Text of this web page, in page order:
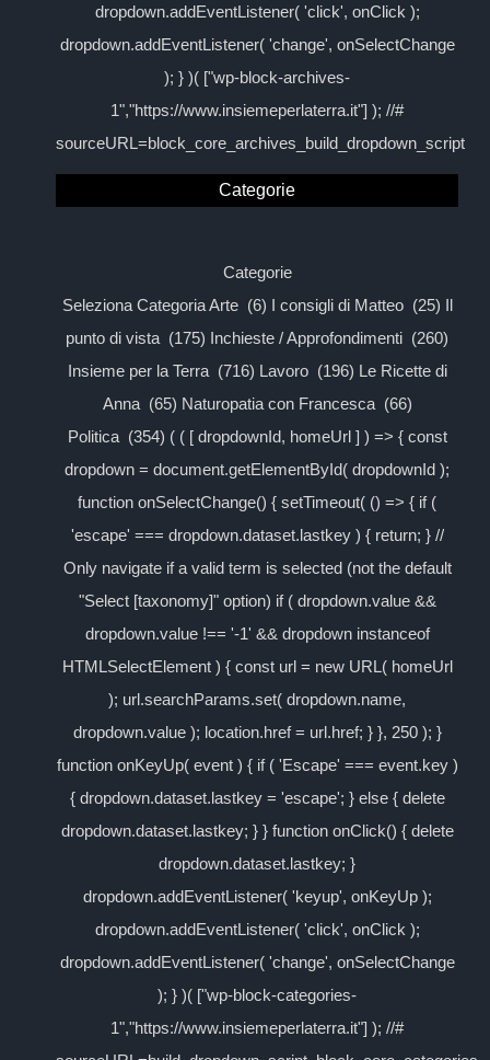
dropdown.addEventListener( 'click', onClick );
dropdown.addEventListener( 'change', onSelectChange
); } )( ["wp-block-archives-
1","https://www.insiemeperlaterra.it"] ); //#
sourceURL=block_core_archives_build_dropdown_script
Categorie
Categorie
Seleziona Categoria Arte (6) I consigli di Matteo (25) Il
punto di vista (175) Inchieste / Approfondimenti (260)
Insieme per la Terra (716) Lavoro (196) Le Ricette di
Anna (65) Naturopatia con Francesca (66)
Politica (354) ( ( [ dropdownId, homeUrl ] ) => { const
dropdown = document.getElementById( dropdownId );
function onSelectChange() { setTimeout( () => { if (
'escape' === dropdown.dataset.lastkey ) { return; } //
Only navigate if a valid term is selected (not the default
"Select [taxonomy]" option) if ( dropdown.value &&
dropdown.value !== '-1' && dropdown instanceof
HTMLSelectElement ) { const url = new URL( homeUrl
); url.searchParams.set( dropdown.name,
dropdown.value ); location.href = url.href; } }, 250 ); }
function onKeyUp( event ) { if ( 'Escape' === event.key )
{ dropdown.dataset.lastkey = 'escape'; } else { delete
dropdown.dataset.lastkey; } } function onClick() { delete
dropdown.dataset.lastkey; }
dropdown.addEventListener( 'keyup', onKeyUp );
dropdown.addEventListener( 'click', onClick );
dropdown.addEventListener( 'change', onSelectChange
); } )( ["wp-block-categories-
1","https://www.insiemeperlaterra.it"] ); //#